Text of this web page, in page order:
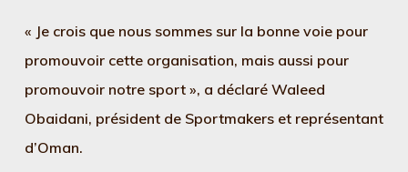
« Je crois que nous sommes sur la bonne voie pour
promouvoir cette organisation, mais aussi pour
promouvoir notre sport », a déclaré Waleed
Obaidani, président de Sportmakers et représentant
d’Oman.